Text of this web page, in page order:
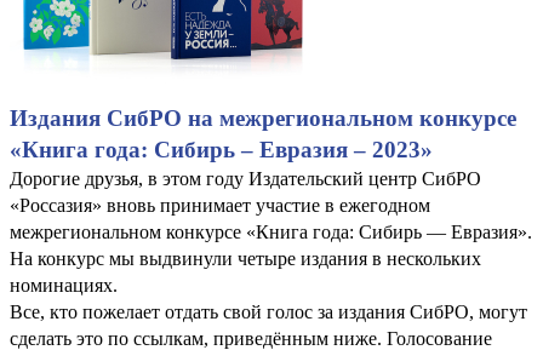
Издания СибРО на межрегиональном конкурсе
«Книга года: Сибирь – Евразия – 2023»
Дорогие друзья, в этом году Издательский центр СибРО
«Россазия» вновь принимает участие в ежегодном
межрегиональном конкурсе «Книга года: Сибирь — Евразия».
На конкурс мы выдвинули четыре издания в нескольких
номинациях.
Все, кто пожелает отдать свой голос за издания СибРО, могут
сделать это по ссылкам, приведённым ниже. Голосование